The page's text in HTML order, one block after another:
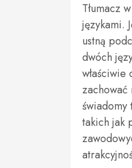
Tłumacz
językami.
ustną
dwóch
zachować
takich jak